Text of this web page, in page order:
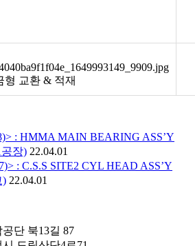
형 교환 & 적재
: HMMA MAIN BEARING ASS’Y
장) 22.04.01
: C.S.S SITE2 CYL HEAD ASS’Y
) 22.04.01
단 북13길 87